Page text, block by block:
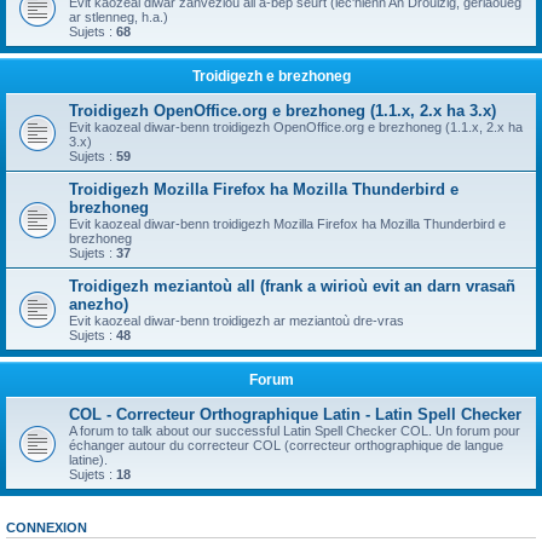
ar stlenneg, h.a.)
Sujets : 68
Troidigezh e brezhoneg
Troidigezh OpenOffice.org e brezhoneg (1.1.x, 2.x ha 3.x)
Evit kaozeal diwar-benn troidigezh OpenOffice.org e brezhoneg (1.1.x, 2.x ha
3.x)
Sujets : 59
Troidigezh Mozilla Firefox ha Mozilla Thunderbird e
brezhoneg
Evit kaozeal diwar-benn troidigezh Mozilla Firefox ha Mozilla Thunderbird e
brezhoneg
Sujets : 37
Troidigezh meziantoù all (frank a wirioù evit an darn vrasañ
anezho)
Evit kaozeal diwar-benn troidigezh ar meziantoù dre-vras
Sujets : 48
Forum
COL - Correcteur Orthographique Latin - Latin Spell Checker
A forum to talk about our successful Latin Spell Checker COL. Un forum pour
échanger autour du correcteur COL (correcteur orthographique de langue
latine).
Sujets : 18
CONNEXION